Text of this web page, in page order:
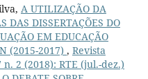
A UTILIZAÇÃO DA
DAS DISSERTAÇÕES DO
EM EDUCAÇÃO
(2015-2017) , Revista
2 (2018): RTE (jul.-dez.)